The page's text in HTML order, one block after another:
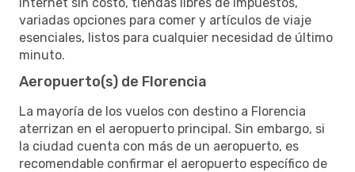
variadas opciones para comer y artículos de viaje
esenciales, listos para cualquier necesidad de último
minuto.
Aeropuerto(s) de Florencia
La mayoría de los vuelos con destino a Florencia
aterrizan en el aeropuerto principal. Sin embargo, si
la ciudad cuenta con más de un aeropuerto, es
recomendable confirmar el aeropuerto específico de